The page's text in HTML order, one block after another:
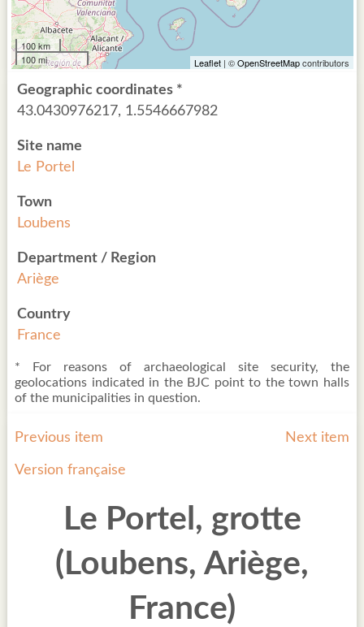
Previous item Next item
Version française
Le Portel, grotte
(Loubens, Ariège,
France)
100 km
100 mi
Leaflet| ©OpenStreetMapcontributors
Geographic coordinates *
43.0430976217, 1.5546667982
Site name
Le Portel
Town
Loubens
Department / Region
Ariège
Country
France
* For reasons of archaeological site security, the
geolocations indicated in the BJC point to the town halls
of the municipalities in question.